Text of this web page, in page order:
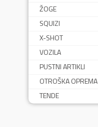
ŽOGE
SQUIZI
X-SHOT
VOZILA
PUSTNI ARTIKLI
OTROŠKA OPREMA
TENDE